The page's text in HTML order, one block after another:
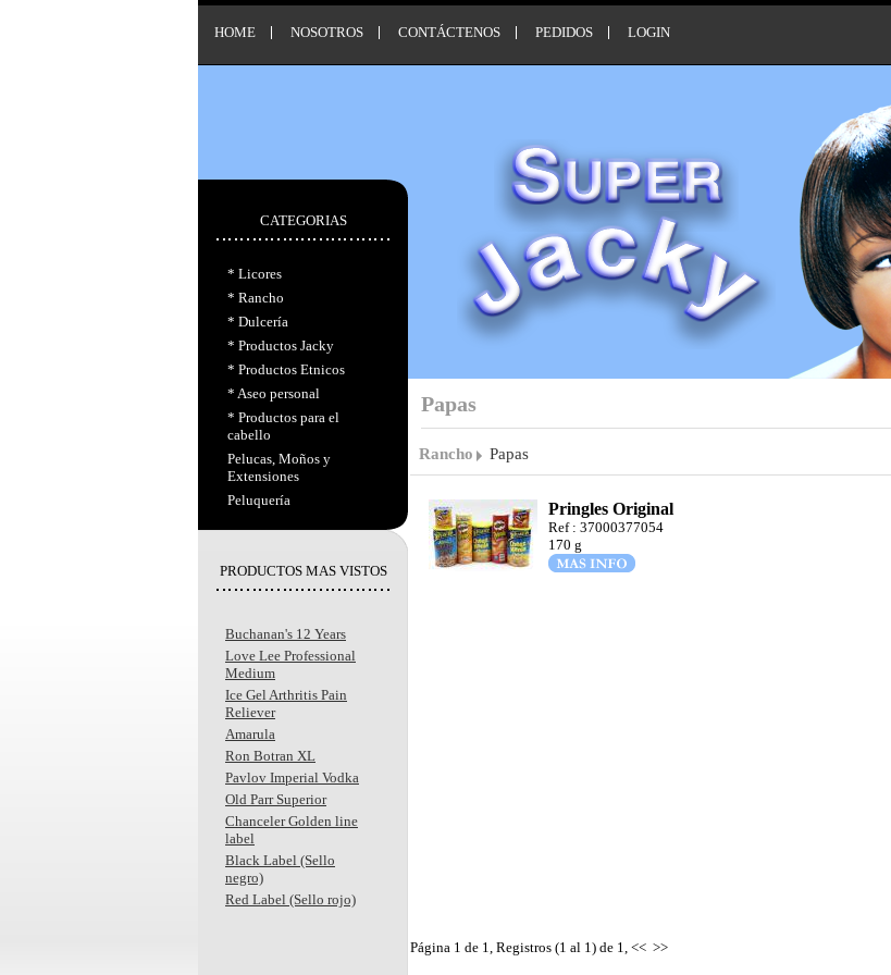
HOME NOSOTROS CONTÁCTENOS PEDIDOS LOGIN
CATEGORIAS
* Licores
* Rancho
* Dulcería
* Productos Jacky
* Productos Etnicos
* Aseo personal
* Productos para el
cabello
Pelucas, Moños y
Extensiones
Peluquería
PRODUCTOS MAS VISTOS
Buchanan's 12 Years
Love Lee Professional
Medium
Ice Gel Arthritis Pain
Reliever
Amarula
Ron Botran XL
Pavlov Imperial Vodka
Old Parr Superior
Chanceler Golden line
label
Black Label (Sello
negro)
Red Label (Sello rojo)
Papas
Rancho Papas
Pringles Original
Ref : 37000377054
170 g
Página 1 de 1, Registros (1 al 1) de 1, << >>